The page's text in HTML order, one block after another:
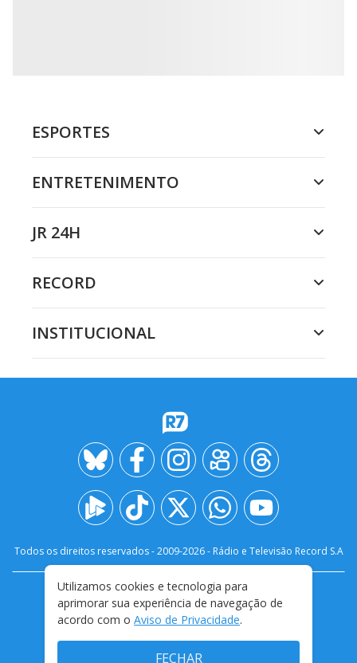
ESPORTES
ENTRETENIMENTO
JR 24H
RECORD
INSTITUCIONAL
Todos os direitos reservados - 2009-2026- Rádio e Televisão Record S.A
FALE CONOSCO
PRIVACIDADE
TERMOS E CONDIÇÕES DE USO
Utilizamos cookies e tecnologia para
aprimorar sua experiência de navegação de
acordo com o Aviso de Privacidade.
FECHAR